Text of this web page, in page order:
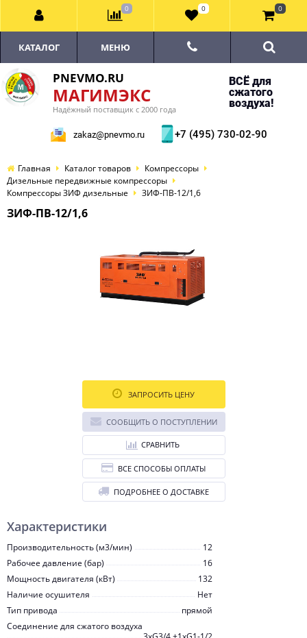
PNEVMO.RU
МАГИМЭКС
Надёжный поставщик с 2000 года
ВСЁ для
сжатого
воздуха!
zakaz@pnevmo.ru +7 (495) 730-02-90
КАТАЛОГ МЕНЮ
Главная Каталог товаров
Компрессоры
Дизельные передвижные компрессоры
Компрессоры ЗИФ дизельные
ЗИФ-ПВ-12/1,6
ЗИФ-ПВ-12/1,6
Характеристики
Производительность (м3/мин)
12
Рабочее давление (бар)
16
Мощность двигателя (кВт)
132
Наличие осушителя
Нет
Тип привода
прямой
Соединение для сжатого воздуха
ЗАПРОСИТЬ ЦЕНУ
СООБЩИТЬ О ПОСТУПЛЕНИИ
СРАВНИТЬ
ВСЕ СПОСОБЫ ОПЛАТЫ
ПОДРОБНЕЕ О ДОСТАВКЕ
0 0 0